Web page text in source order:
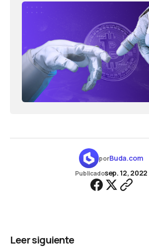
porBuda.com
Publicadosep. 12, 2022
Leer siguiente